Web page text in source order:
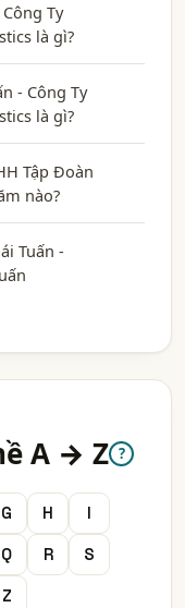
Ty
là gì?
- Công Ty
là gì?
Tập Đoàn
nào?
Tuấn -
A → Z ?
G H
I
Q R
S
Z